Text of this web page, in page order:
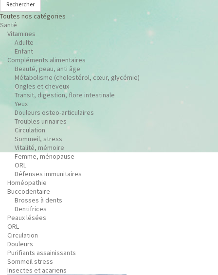
Rechercher
Toutes nos catégories
Santé
Vitamines
Adulte
Enfant
Compléments alimentaires
Beauté, peau, anti âge
Métabolisme (cholestérol, cœur, glycémie)
Ongles et cheveux
Transit, digestion, flore intestinale
Yeux
Douleurs osteo-articulaires
Troubles urinaires
Circulation
Sommeil, stress
Vitalité, mémoire
Femme, ménopause
ORL
Défenses immunitaires
Homéopathie
Buccodentaire
Brosses à dents
Dentifrices
Peaux lésées
ORL
Circulation
Douleurs
Purifiants assainissants
Sommeil stress
Insectes et acariens